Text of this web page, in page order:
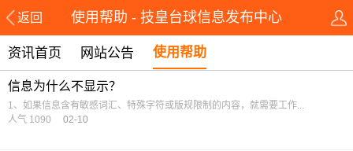
返回 使用帮助 - 技皇台球信息发布中心
资讯首页 网站公告 使用帮助
信息为什么不显示？
1、如果信息含有敏感词汇、特殊字符或版规限制的内容，就需要工作...
人气 1090
02-10